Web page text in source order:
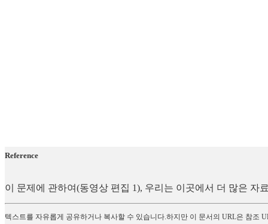
Reference
이 문제에 관하여(동영상 편집 1), 우리는 이곳에서 더 많은 자
텍스트를 자유롭게 공유하거나 복사할 수 있습니다.하지만 이 문서의 URL은 참조